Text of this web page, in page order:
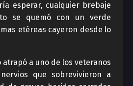
esperar, cualquier brebaje
se quemó con un verde
etéreas cayeron desde lo
atrapó a uno de los veteranos
que sobrevivieron a